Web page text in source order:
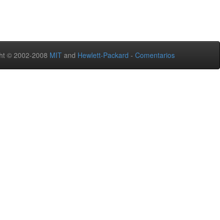
© 2002-2008 MIT and Hewlett-Packard - Comentarios